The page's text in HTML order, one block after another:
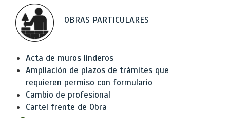
OBRAS PARTICULARES
Acta de muros linderos
Ampliación de plazos de trámites que
requieren permiso con formulario
Cambio de profesional
Cartel frente de Obra